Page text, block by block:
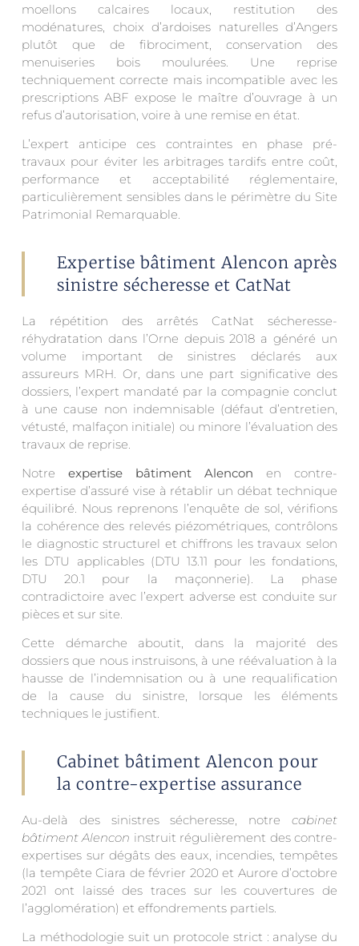
moellons calcaires locaux, restitution des
modénatures, choix d’ardoises naturelles d’Angers
plutôt que de fibrociment, conservation des
menuiseries bois moulurées. Une reprise
techniquement correcte mais incompatible avec les
prescriptions ABF expose le maître d’ouvrage à un
refus d’autorisation, voire à une remise en état.
L’expert anticipe ces contraintes en phase pré-
travaux pour éviter les arbitrages tardifs entre coût,
performance et acceptabilité réglementaire,
particulièrement sensibles dans le périmètre du Site
Patrimonial Remarquable.
Expertise bâtiment Alencon après
sinistre sécheresse et CatNat
La répétition des arrêtés CatNat sécheresse-
réhydratation dans l’Orne depuis 2018 a généré un
volume important de sinistres déclarés aux
assureurs MRH. Or, dans une part significative des
dossiers, l’expert mandaté par la compagnie conclut
à une cause non indemnisable (défaut d’entretien,
vétusté, malfaçon initiale) ou minore l’évaluation des
travaux de reprise.
Notre expertise bâtiment Alencon en contre-
expertise d’assuré vise à rétablir un débat technique
équilibré. Nous reprenons l’enquête de sol, vérifions
la cohérence des relevés piézométriques, contrôlons
le diagnostic structurel et chiffrons les travaux selon
les DTU applicables (DTU 13.11 pour les fondations,
DTU 20.1 pour la maçonnerie). La phase
contradictoire avec l’expert adverse est conduite sur
pièces et sur site.
Cette démarche aboutit, dans la majorité des
dossiers que nous instruisons, à une réévaluation à la
hausse de l’indemnisation ou à une requalification
de la cause du sinistre, lorsque les éléments
techniques le justifient.
Cabinet bâtiment Alencon pour
la contre-expertise assurance
Au-delà des sinistres sécheresse, notre cabinet
bâtiment Alencon instruit régulièrement des contre-
expertises sur dégâts des eaux, incendies, tempêtes
(la tempête Ciara de février 2020 et Aurore d’octobre
2021 ont laissé des traces sur les couvertures de
l’agglomération) et effondrements partiels.
La méthodologie suit un protocole strict : analyse du